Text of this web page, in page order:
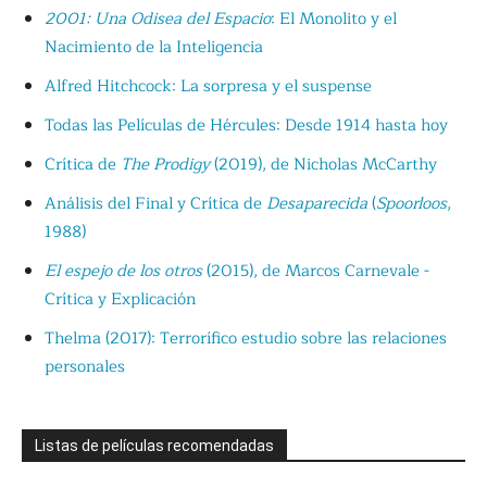
2001: Una Odisea del Espacio: El Monolito y el
Nacimiento de la Inteligencia
Alfred Hitchcock: La sorpresa y el suspense
Todas las Películas de Hércules: Desde 1914 hasta hoy
Crítica de The Prodigy(2019), de Nicholas McCarthy
Análisis del Final y Crítica de Desaparecida(Spoorloos,
1988)
El espejo de los otros(2015), de Marcos Carnevale -
Crítica y Explicación
Thelma (2017): Terrorífico estudio sobre las relaciones
personales
Listas de películas recomendadas